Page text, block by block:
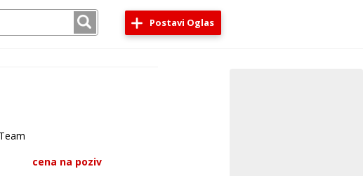
Postavi Oglas
cena na poziv